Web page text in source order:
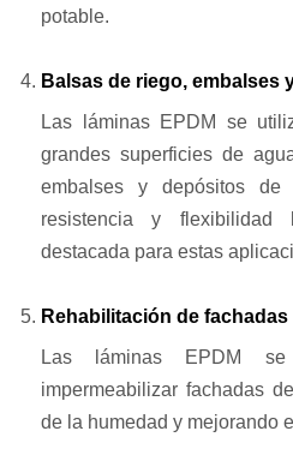
potable.
Balsas de riego, embalses
Las láminas EPDM se
grandes superficies de
embalses y depósitos
resistencia y
destacada para estas
Rehabilitación de fachadas
Las láminas EPDM
impermeabilizar fachadas
de la humedad y mejorando